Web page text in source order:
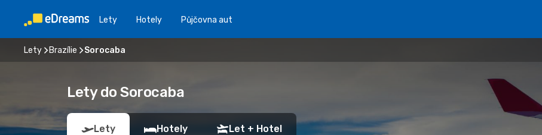
Lety Hotely Půjčovna aut
Lety Brazílie Sorocaba
Lety do Sorocaba
Lety Hotely Let + Hotel